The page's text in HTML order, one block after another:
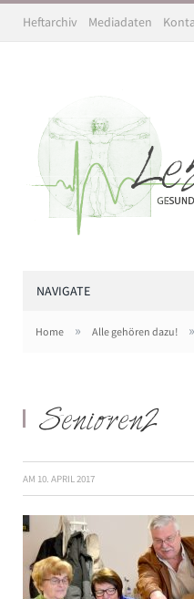
Heftarchiv Mediadaten
NAVIGATE
Home » Alle gehören dazu! »
Senioren2
AM 10. APRIL 2017